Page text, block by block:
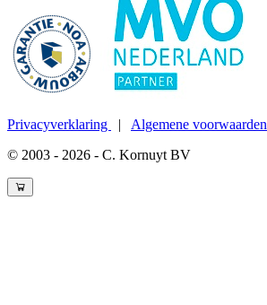
Privacyverklaring | Algemene voorwaarden
© 2003 - 2026 - C. Kornuyt BV